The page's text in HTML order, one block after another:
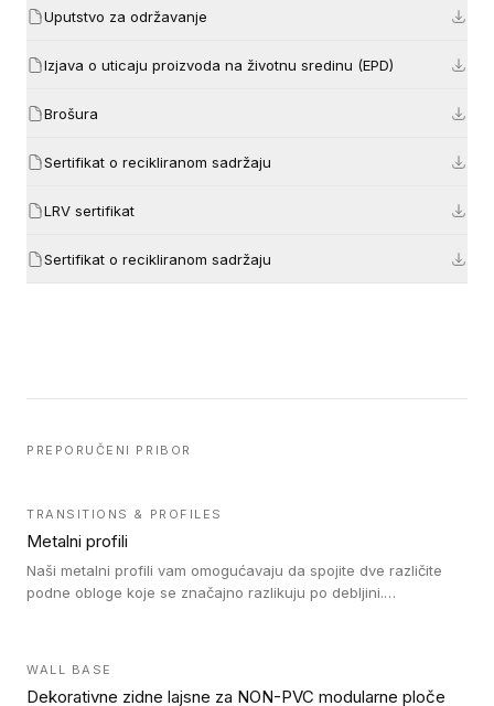
Uputstvo za održavanje
Izjava o uticaju proizvoda na životnu sredinu (EPD)
Brošura
Sertifikat o recikliranom sadržaju
LRV sertifikat
Sertifikat o recikliranom sadržaju
PREPORUČENI PRIBOR
TRANSITIONS & PROFILES
Metalni profili
Naši metalni profili vam omogućavaju da spojite dve različite
podne obloge koje se značajno razlikuju po debljini.
WALL BASE
Dekorativne zidne lajsne za NON-PVC modularne ploče